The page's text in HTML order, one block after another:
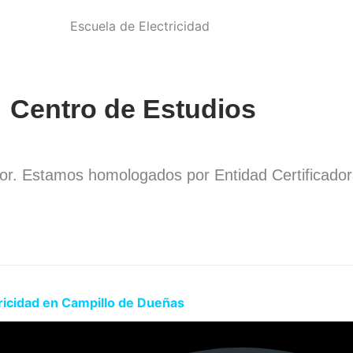
Centro de Estudios
Estamos homologados por Entidad
en Campillo de Dueñas